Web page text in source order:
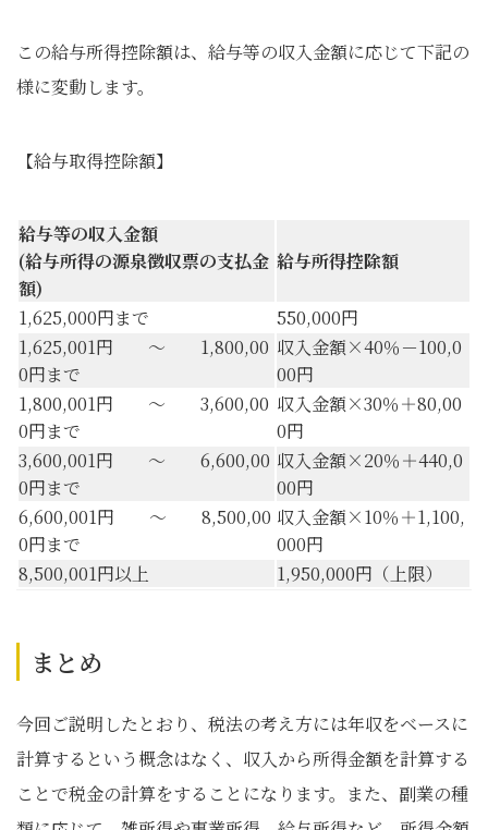
この給与所得控除額は、給与等の収入金額に応じて下記の
様に変動します。
【給与取得控除額】
給与等の収入金額
(給与所得の源泉徴収票の支払金
額)
給与所得控除額
1,625,000円まで
550,000円
1,625,001円 ～ 1,800,00
0円まで
収入金額×40％－100,0
00円
1,800,001円 ～ 3,600,00
0円まで
収入金額×30％＋80,00
0円
3,600,001円 ～ 6,600,00
0円まで
収入金額×20％＋440,0
00円
6,600,001円 ～ 8,500,00
0円まで
収入金額×10％＋1,100,
000円
8,500,001円以上
1,950,000円（上限）
まとめ
今回ご説明したとおり、税法の考え方には年収をベースに
計算するという概念はなく、収入から所得金額を計算する
ことで税金の計算をすることになります。また、副業の種